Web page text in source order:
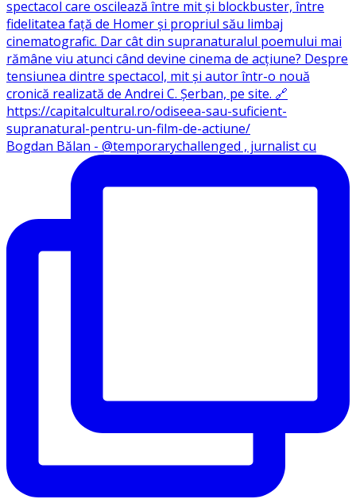
Bogdan Bălan - @temporarychallenged , jurnalist cu